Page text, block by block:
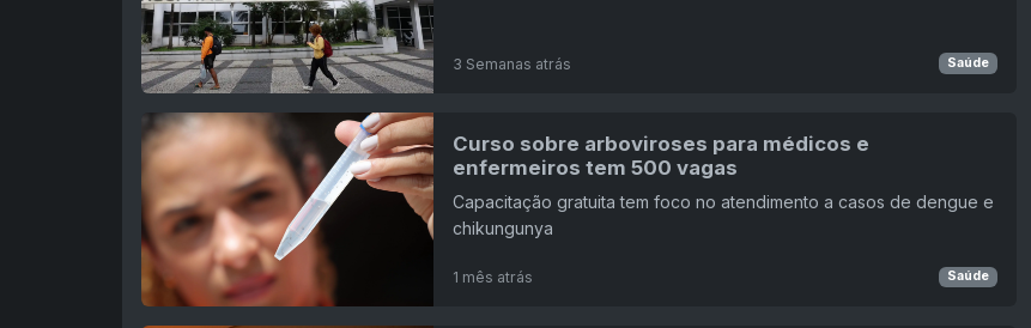
3 Semanas atrás Saúde
Curso sobre arboviroses para médicos e
enfermeiros tem 500 vagas
Capacitação gratuita tem foco no atendimento a casos de dengue e
chikungunya
1 mês atrás Saúde